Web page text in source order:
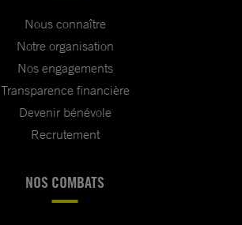
Nous connaître
Notre organisation
Nos engagements
Transparence financière
Devenir bénévole
Recrutement
NOS COMBATS